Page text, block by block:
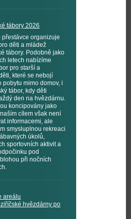
tábory 2026
přestávce organizuje
děti a mládež
tábory. Podobně jako
letech nabízíme
pro starší a
které se nebojí
pobytu mimo domov, i
tábor, kdy děti
den na hvězdárnu.
koncipovány jako
cílem však není
informacemi, ale
smysluplnou rekreaci
úkolů,
sportovních aktivit a
pod
při nočních
areálu
hvězdárny po